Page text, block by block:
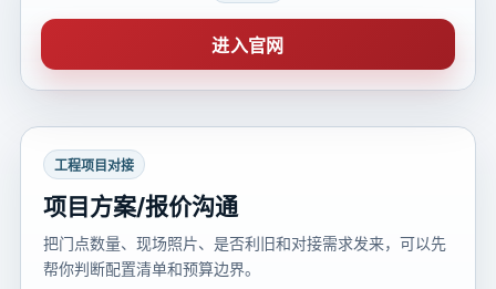
进入官网
工程项目对接
项目方案/报价沟通
把门点数量、现场照片、是否利旧和对接需求发来，可以先
帮你判断配置清单和预算边界。